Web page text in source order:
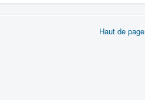
Haut de page